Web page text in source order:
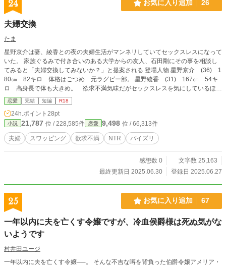
24 お気に入り追加 26
夫婦交換
たま
星野京介は妻、綾香との夜の夫婦生活がマンネリしていてセックスレスになって
いた。 家族ぐるみで付き合いのある大学からの友人、石田剛にその事を相談し
てみると「夫婦交換してみないか？」と提案される 登場人物 星野京介 (36) 1
80㎝ 82キロ 体格はごつめ 元ラグビー部。 星野綾香 (31) 167㎝ 54キ
ロ 高身長で体も大きめ。 欲求不満気味だがセックスレスを気にしているほど
ではない。 石田剛 (36) 174㎝ 70キロ 引き締まった体をしている 元サッ
カー部 石田奈々子 (28) 153㎝ 46キロ 体格は小さいがスタイルは良い。
作中の()は心の声です
恋愛 完結 短編 R18
24h.ポイント 28pt
小説 21,787 位 / 228,585件 恋愛 9,498 位 / 66,313件
夫婦 スワッピング 欲求不満 NTR パイズリ
感想数 0
文字数 25,163
最終更新日 2025.06.30
登録日 2025.06.27
25 お気に入り追加 67
一年以内に夫を亡くす令嬢ですが、冷血侯爵様は死ぬ気がな
いようです
村井田ユージ
一年以内に夫を亡くす令嬢──。 そんな不吉な噂を背負った伯爵令嬢アメリア・